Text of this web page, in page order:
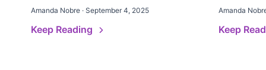
Amanda Nobre · September 4, 2025
Keep Reading
Amanda
Keep